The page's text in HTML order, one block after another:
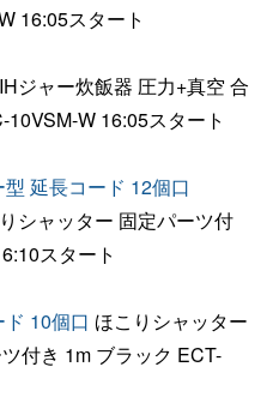
16:05スタート
ジャー炊飯器 圧力+真空 合
W 16:05スタート
延長コード 12個口
シャッター 固定パーツ付
スタート
10個口 ほこりシャッター
付き 1m ブラック ECT-